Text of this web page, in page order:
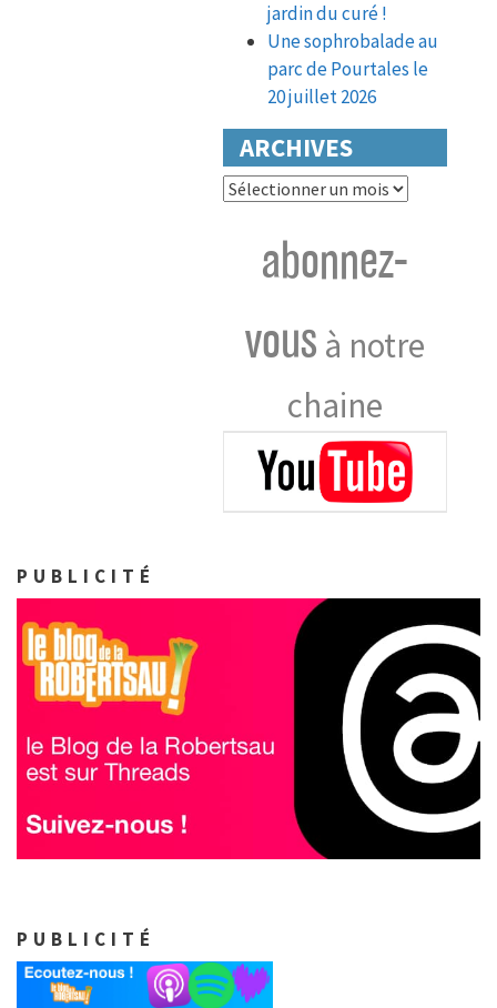
jardin du curé !
Une sophrobalade au
parc de Pourtales le
20 juillet 2026
ARCHIVES
Archives
abonnez-
vous à notre
chaine
PUBLICITÉ
PUBLICITÉ